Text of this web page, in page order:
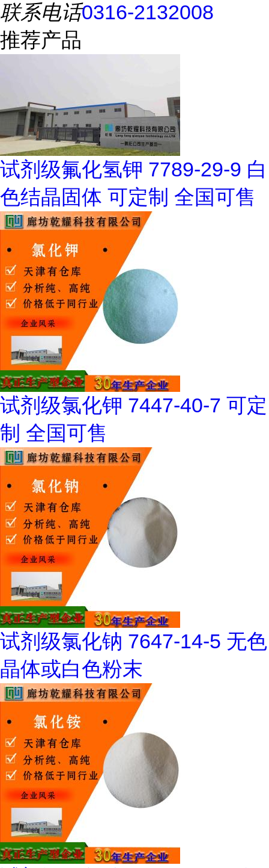
联系电话0316-2132008
推荐产品
试剂级氟化氢钾 7789-29-9 白
色结晶固体 可定制 全国可售
试剂级氯化钾 7447-40-7 可定
制 全国可售
试剂级氯化钠 7647-14-5 无色
晶体或白色粉末